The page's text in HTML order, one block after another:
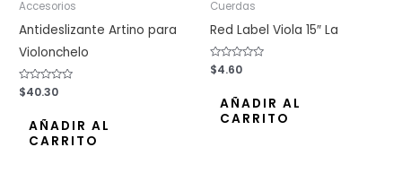
Accesorios
Antideslizante Artino para
Violonchelo
Valorado
con
$40.30
AÑADIR AL
CARRITO
Cuerdas
Red Label Viola 15″ La
Valorado
con
$4.60
AÑADIR AL
CARRITO